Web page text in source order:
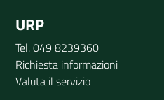
URP
Tel. 049 8239360
Richiesta informazioni
Valuta il servizio